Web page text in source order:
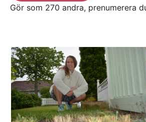
Gör som 270 andra, prenumerera